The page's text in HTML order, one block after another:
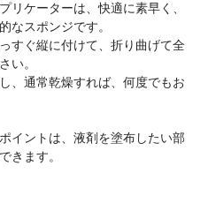
リケーターは、快適に素早く、
なスポンジです。
すぐ縦に付けて、折り曲げて全
い。
、通常乾燥すれば、何度でもお
イントは、液剤を塗布したい部
きます。